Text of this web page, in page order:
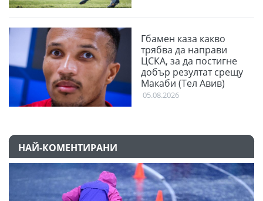
Гбамен каза какво
трябва да направи
ЦСКА, за да постигне
добър резултат срещу
Макаби (Тел Авив)
05.08.2026
НАЙ-КОМЕНТИРАНИ